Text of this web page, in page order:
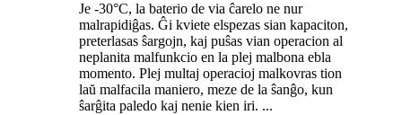
Je -30°C, la baterio de via ĉarelo ne nur
malrapidiĝas. Ĝi kviete elspezas sian kapaciton,
preterlasas ŝargojn, kaj puŝas vian operacion al
neplanita malfunkcio en la plej malbona ebla
momento. Plej multaj operacioj malkovras tion
laŭ malfacila maniero, meze de la ŝanĝo, kun
ŝarĝita paledo kaj nenie kien iri. ...